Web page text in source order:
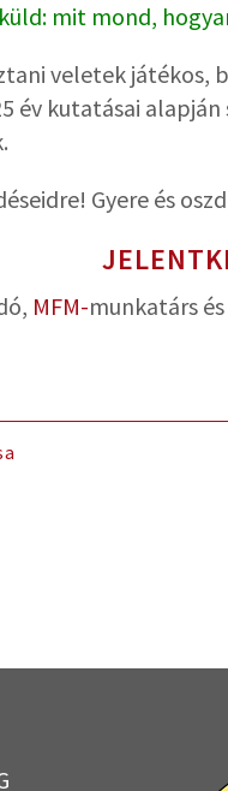
mit mond,
veletek
év kutatásai
Gyere és
MFM-munkatárs